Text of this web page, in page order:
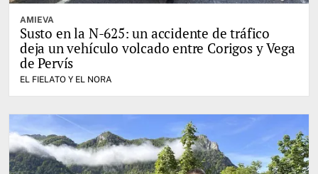
AMIEVA
Susto en la N-625: un accidente de tráfico
deja un vehículo volcado entre Corigos y Vega
de Pervís
EL FIELATO Y EL NORA